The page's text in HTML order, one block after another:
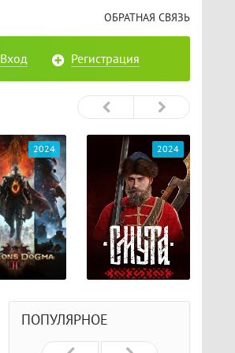
ОБРАТНАЯ СВЯЗЬ
Вход Регистрация
2024 2024
ПОПУЛЯРНОЕ